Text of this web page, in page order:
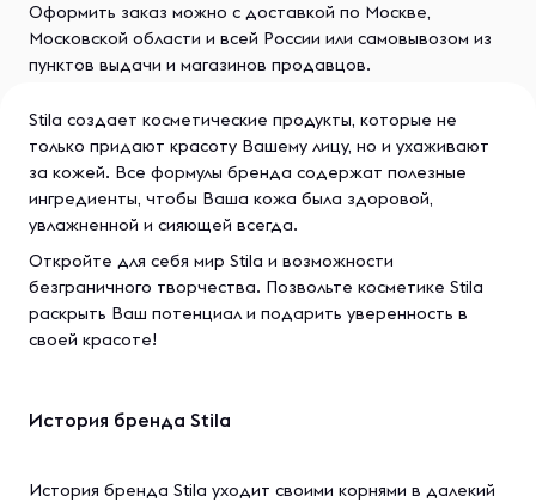
Оформить заказ можно с доставкой по Москве,
Московской области и всей России или самовывозом из
пунктов выдачи и магазинов продавцов.
Stila создает косметические продукты, которые не
только придают красоту Вашему лицу, но и ухаживают
за кожей. Все формулы бренда содержат полезные
ингредиенты, чтобы Ваша кожа была здоровой,
увлажненной и сияющей всегда.
Откройте для себя мир Stila и возможности
безграничного творчества. Позвольте косметике Stila
раскрыть Ваш потенциал и подарить уверенность в
своей красоте!
История бренда Stila
История бренда Stila уходит своими корнями в далекий